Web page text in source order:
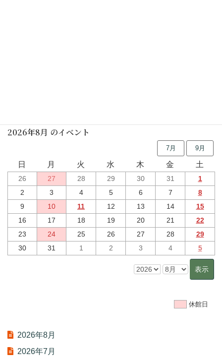
2026年8月 のイベント
7月 9月
日 月 火 水 木 金 土
26 27 28 29 30 31
1
2
3 4 5 6 7
8
9
10 11 12 13 14
15
16
17 18 19 20 21
22
23
24 25 26 27 28
29
30
31 1 2 3 4 5
休館日
2026年8月
2026年7月